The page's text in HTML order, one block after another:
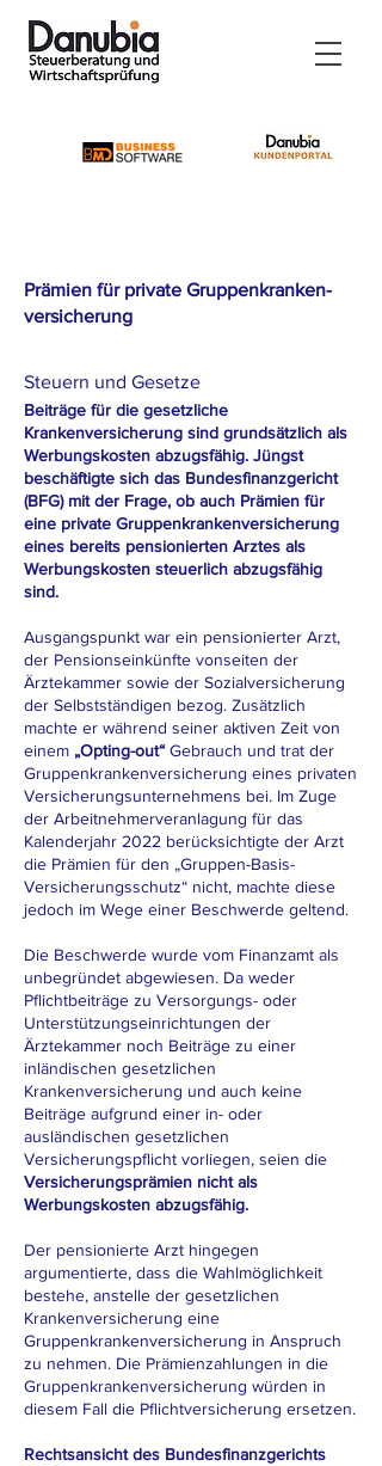
Prämien für private Gruppenkranken-
versicherung
Steuern und Gesetze
Beiträge für die gesetzliche
Krankenversicherung sind grundsätzlich als
Werbungskosten abzugsfähig. Jüngst
beschäftigte sich das Bundesfinanzgericht
(BFG) mit der Frage, ob auch Prämien für
eine private Gruppenkrankenversicherung
eines bereits pensionierten Arztes als
Werbungskosten steuerlich abzugsfähig
sind.
Ausgangspunkt war ein pensionierter Arzt,
der Pensionseinkünfte vonseiten der
Ärztekammer sowie der Sozialversicherung
der Selbstständigen bezog. Zusätzlich
machte er während seiner aktiven Zeit von
einem „Opting-out“Gebrauch und trat der
Gruppenkrankenversicherung eines privaten
Versicherungsunternehmens bei. Im Zuge
der Arbeitnehmerveranlagung für das
Kalenderjahr 2022 berücksichtigte der Arzt
die Prämien für den „Gruppen-Basis-
Versicherungsschutz“ nicht, machte diese
jedoch im Wege einer Beschwerde geltend.
Die Beschwerde wurde vom Finanzamt als
unbegründet abgewiesen. Da weder
Pflichtbeiträge zu Versorgungs- oder
Unterstützungseinrichtungen der
Ärztekammer noch Beiträge zu einer
inländischen gesetzlichen
Krankenversicherung und auch keine
Beiträge aufgrund einer in- oder
ausländischen gesetzlichen
Versicherungspflicht vorliegen, seien die
Versicherungsprämien nicht als
Werbungskosten abzugsfähig.
Der pensionierte Arzt hingegen
argumentierte, dass die Wahlmöglichkeit
bestehe, anstelle der gesetzlichen
Krankenversicherung eine
Gruppenkrankenversicherung in Anspruch
zu nehmen. Die Prämienzahlungen in die
Gruppenkrankenversicherung würden in
diesem Fall die Pflichtversicherung ersetzen.
Rechtsansicht des Bundesfinanzgerichts